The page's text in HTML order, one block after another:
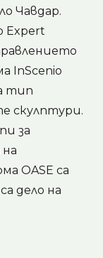
Чавдар.
Expert
InScenio
тип
скулптури.
за
OASE са
дело на